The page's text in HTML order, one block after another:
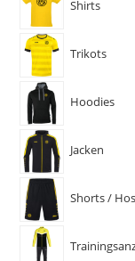
Shirts
Trikots
Hoodies
Jacken
Shorts /